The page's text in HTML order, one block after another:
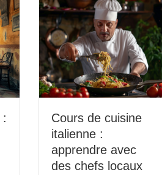
Cours de cuisine
italienne :
apprendre avec
des chefs locaux